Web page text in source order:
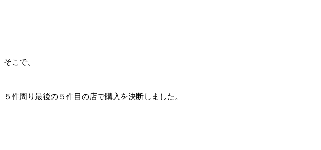
そこで、
５件周り最後の５件目の店で購入を決断しました。